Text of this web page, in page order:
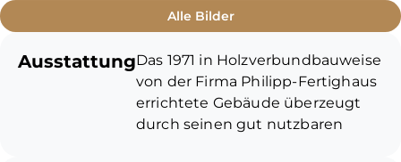
Alle Bilder
AusstattungDas 1971 in Holzverbundbauweise
von der Firma Philipp-Fertighaus
errichtete Gebäude überzeugt
durch seinen gut nutzbaren